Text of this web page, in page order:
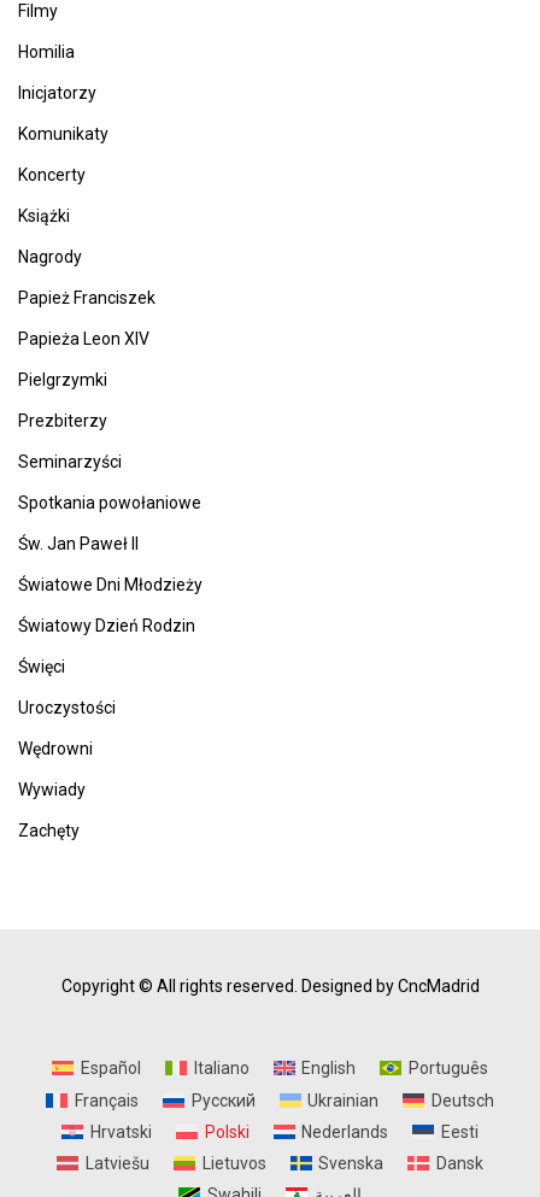
Filmy
Homilia
Inicjatorzy
Komunikaty
Koncerty
Książki
Nagrody
Papież Franciszek
Papieża Leon XIV
Pielgrzymki
Prezbiterzy
Seminarzyści
Spotkania powołaniowe
Św. Jan Paweł II
Światowe Dni Młodzieży
Światowy Dzień Rodzin
Święci
Uroczystości
Wędrowni
Wywiady
Zachęty
Copyright © All rights reserved. Designed by CncMadrid
Español Italiano English
Português
Français
Русский Ukrainian
Deutsch
Hrvatski
Polski Nederlands
Eesti
Latviešu
Lietuvos Svenska
Dansk